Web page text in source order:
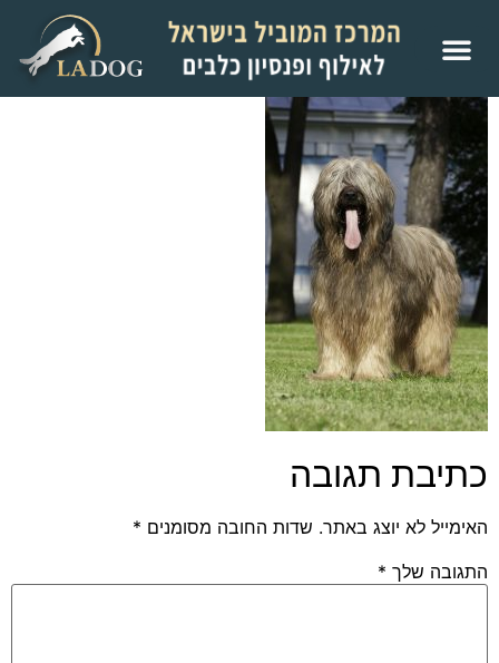
כתיבת תגובה
האימייל לא יוצג באתר. שדות החובה מסומנים *
התגובה שלך *